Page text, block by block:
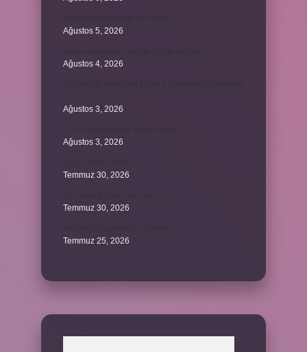
Ağustos 5, 2026
Ağustos 4, 2026
Ağustos 3, 2026
Ağustos 3, 2026
Temmuz 30, 2026
Temmuz 30, 2026
Temmuz 25, 2026